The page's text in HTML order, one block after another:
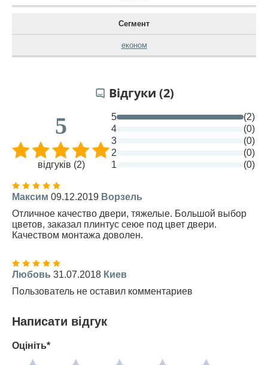
Сегмент
економ
Відгуки (2)
5
відгуків (2)
5
(2)
4
(0)
3
(0)
2
(0)
1
(0)
Максим 09.12.2019 Ворзель
Отличное качество двери, тяжелые. Большой выбор
цветов, заказал плинтус сеюе под цвет двери.
Качеством монтажа доволен.
Любовь 31.07.2018 Киев
Пользователь не оставил комментариев
Написати відгук
Оцініть*